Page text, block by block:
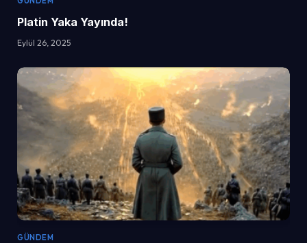
Platin Yaka Yayında!
Eylül 26, 2025
GÜNDEM